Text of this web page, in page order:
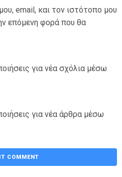
email, και τον ιστότοπο μου
επόμενη φορά που θα
για νέα σχόλια μέσω
για νέα άρθρα μέσω